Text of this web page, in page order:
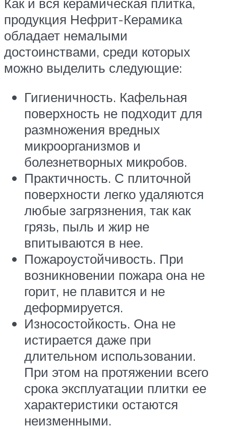
продукция Нефрит-Керамика
обладает немалыми
достоинствами, среди которых
можно выделить следующие:
Гигиеничность. Кафельная
поверхность не подходит для
размножения вредных
микроорганизмов и
болезнетворных микробов.
Практичность. С плиточной
поверхности легко удаляются
любые загрязнения, так как
грязь, пыль и жир не
впитываются в нее.
Пожароустойчивость. При
возникновении пожара она не
горит, не плавится и не
деформируется.
Износостойкость. Она не
истирается даже при
длительном использовании.
При этом на протяжении всего
срока эксплуатации плитки ее
характеристики остаются
неизменными.